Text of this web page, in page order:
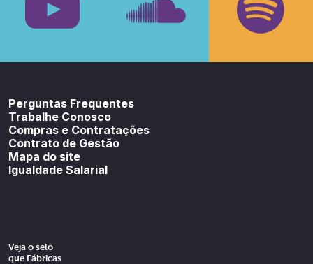
Perguntas Frequentes
Trabalhe Conosco
Compras e Contratações
Contrato de Gestão
Mapa do site
Igualdade Salarial
Veja o selo
que Fábricas